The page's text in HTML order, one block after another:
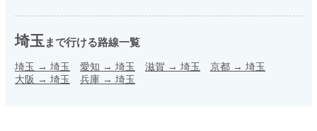
埼玉 まで行ける路線一覧
埼玉 → 埼玉 愛知 → 埼玉 滋賀 → 埼玉 京都 → 埼玉
大阪 → 埼玉 兵庫 → 埼玉